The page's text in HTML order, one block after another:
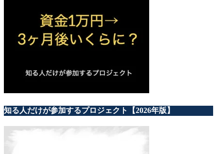
知る人だけが参加するプロジェクト【2026年版】